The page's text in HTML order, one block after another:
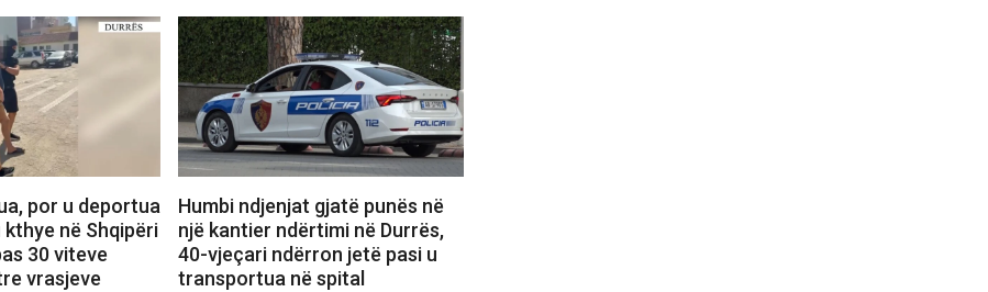
por u deportua
kthye në Shqipëri
30 viteve
vrasjeve
Humbi ndjenjat gjatë punës në
një kantier ndërtimi në Durrës,
40-vjeçari ndërron jetë pasi u
transportua në spital